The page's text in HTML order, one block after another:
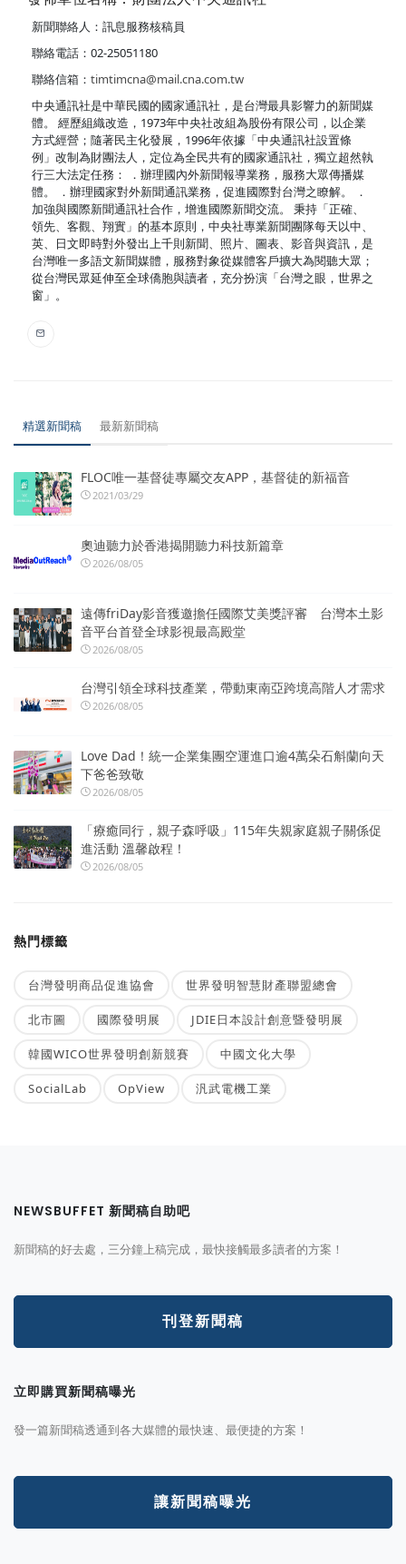
新聞聯絡人：訊息服務核稿員
聯絡電話：02-25051180
聯絡信箱： timtimcna@mail.cna.com.tw
中央通訊社是中華民國的國家通訊社，是台灣最具影響力的新聞媒
體。 經歷組織改造，1973年中央社改組為股份有限公司，以企業
方式經營；隨著民主化發展，1996年依據「中央通訊社設置條
例」改制為財團法人，定位為全民共有的國家通訊社，獨立超然執
行三大法定任務： ．辦理國內外新聞報導業務，服務大眾傳播媒
體。 ．辦理國家對外新聞通訊業務，促進國際對台灣之瞭解。 ．
加強與國際新聞通訊社合作，增進國際新聞交流。 秉持「正確、
領先、客觀、翔實」的基本原則，中央社專業新聞團隊每天以中、
英、日文即時對外發出上千則新聞、照片、圖表、影音與資訊，是
台灣唯一多語文新聞媒體，服務對象從媒體客戶擴大為閱聽大眾；
從台灣民眾延伸至全球僑胞與讀者，充分扮演「台灣之眼，世界之
窗」。
精選新聞稿 最新新聞稿
FLOC唯一基督徒專屬交友APP，基督徒的新福音
2021/03/29
奧迪聽力於香港揭開聽力科技新篇章
2026/08/05
遠傳friDay影音獲邀擔任國際艾美獎評審 台灣本土影
音平台首登全球影視最高殿堂
2026/08/05
台灣引領全球科技產業，帶動東南亞跨境高階人才需求
2026/08/05
Love Dad！統一企業集團空運進口逾4萬朵石斛蘭向天
下爸爸致敬
2026/08/05
「療癒同行，親子森呼吸」115年失親家庭親子關係促
進活動 溫馨啟程！
2026/08/05
熱門標籤
台灣發明商品促進協會 世界發明智慧財產聯盟總會
北市圖 國際發明展 JDIE日本設計創意暨發明展
韓國WICO世界發明創新競賽 中國文化大學
SocialLab OpView 汎武電機工業
NEWSBUFFET 新聞稿自助吧
新聞稿的好去處，三分鐘上稿完成，最快接觸最多讀者的方案！
刊登新聞稿
立即購買新聞稿曝光
發一篇新聞稿透通到各大媒體的最快速、最便捷的方案！
讓新聞稿曝光